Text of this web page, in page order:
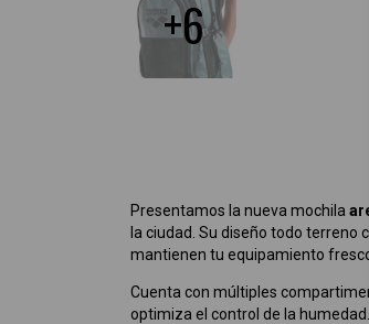
+6
Presentamos la nueva mochila
la ciudad. Su diseño todo terreno
mantienen tu equipamiento
Cuenta con múltiples
optimiza el control de la